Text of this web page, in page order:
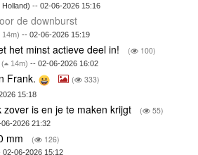
-- 02-06-2026 15:16
de downburst
14m) -- 02-06-2026 15:19
het minst actieve deel in! ( 100)
( 14m) -- 02-06-2026 16:02
Frank. ( 333)
15:18
zover is en je te maken krijgt ( 55)
2026 21:32
mm ( 126)
02-06-2026 15:12